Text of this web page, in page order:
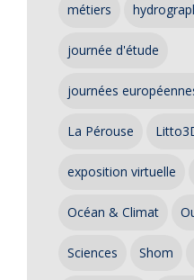
métiers
journée d'étude
journées
La Pérouse
exposition virtuelle
Océan & Climat
Sciences Shom